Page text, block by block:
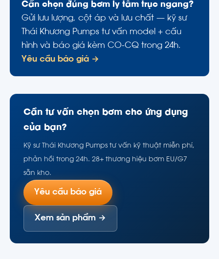
Cần chọn đúng bơm ly tâm trục ngang?
Gửi lưu lượng, cột áp và lưu chất — kỹ sư
Thái Khương Pumps tư vấn model + cấu
hình và báo giá kèm CO-CQ trong 24h.
Yêu cầu báo giá →
Cần tư vấn chọn bơm cho ứng dụng
của bạn?
Kỹ sư Thái Khương Pumps tư vấn kỹ thuật miễn phí,
phản hồi trong 24h. 28+ thương hiệu bơm EU/G7
sẵn kho.
Yêu cầu báo giá
Xem sản phẩm →